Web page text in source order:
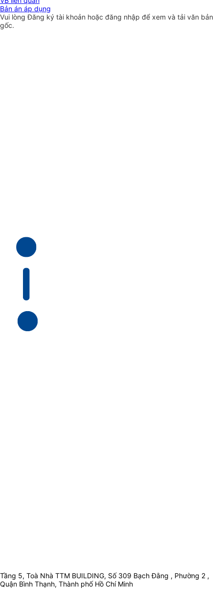
Bản án áp dụng
Vui lòngĐăng ký tài khoản hoặc đăng nhập để xem và tải văn bản
gốc.
Tầng 5, Toà Nhà TTM BUILDING, Số 309 Bạch Đằng , Phường 2 ,
Quận Bình Thạnh, Thành phố Hồ Chí Minh